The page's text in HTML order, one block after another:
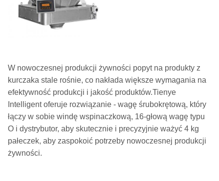
W nowoczesnej produkcji żywności popyt na produkty z
kurczaka stale rośnie, co nakłada większe wymagania na
efektywność produkcji i jakość produktów.Tienye
Intelligent oferuje rozwiązanie - wagę śrubokrętową, który
łączy w sobie windę wspinaczkową, 16-głową wagę typu
O i dystrybutor, aby skutecznie i precyzyjnie ważyć 4 kg
pałeczek, aby zaspokoić potrzeby nowoczesnej produkcji
żywności.